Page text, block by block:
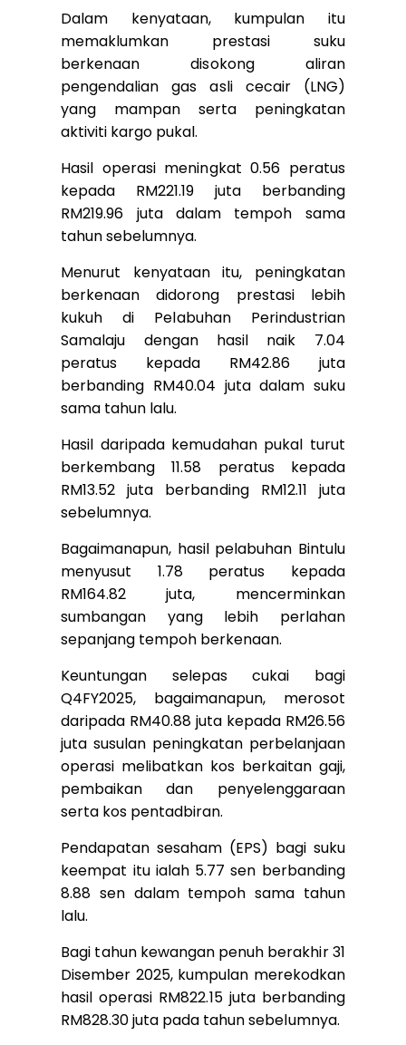
Dalam kenyataan, kumpulan itu
memaklumkan prestasi suku
berkenaan disokong aliran
pengendalian gas asli cecair (LNG)
yang mampan serta peningkatan
aktiviti kargo pukal.
Hasil operasi meningkat 0.56 peratus
kepada RM221.19 juta berbanding
RM219.96 juta dalam tempoh sama
tahun sebelumnya.
Menurut kenyataan itu, peningkatan
berkenaan didorong prestasi lebih
kukuh di Pelabuhan Perindustrian
Samalaju dengan hasil naik 7.04
peratus kepada RM42.86 juta
berbanding RM40.04 juta dalam suku
sama tahun lalu.
Hasil daripada kemudahan pukal turut
berkembang 11.58 peratus kepada
RM13.52 juta berbanding RM12.11 juta
sebelumnya.
Bagaimanapun, hasil pelabuhan Bintulu
menyusut 1.78 peratus kepada
RM164.82 juta, mencerminkan
sumbangan yang lebih perlahan
sepanjang tempoh berkenaan.
Keuntungan selepas cukai bagi
Q4FY2025, bagaimanapun, merosot
daripada RM40.88 juta kepada RM26.56
juta susulan peningkatan perbelanjaan
operasi melibatkan kos berkaitan gaji,
pembaikan dan penyelenggaraan
serta kos pentadbiran.
Pendapatan sesaham (EPS) bagi suku
keempat itu ialah 5.77 sen berbanding
8.88 sen dalam tempoh sama tahun
lalu.
Bagi tahun kewangan penuh berakhir 31
Disember 2025, kumpulan merekodkan
hasil operasi RM822.15 juta berbanding
RM828.30 juta pada tahun sebelumnya.